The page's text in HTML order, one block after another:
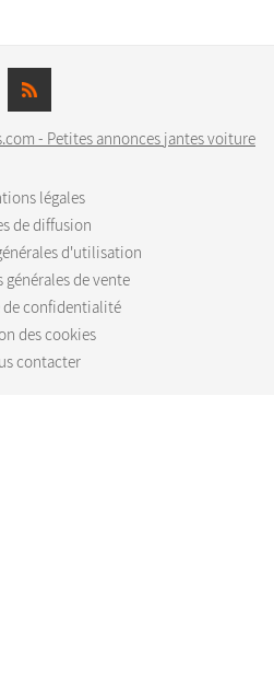
- Petites annonces jantes voiture
légales
de diffusion
d'utilisation
de vente
confidentialité
des cookies
contacter